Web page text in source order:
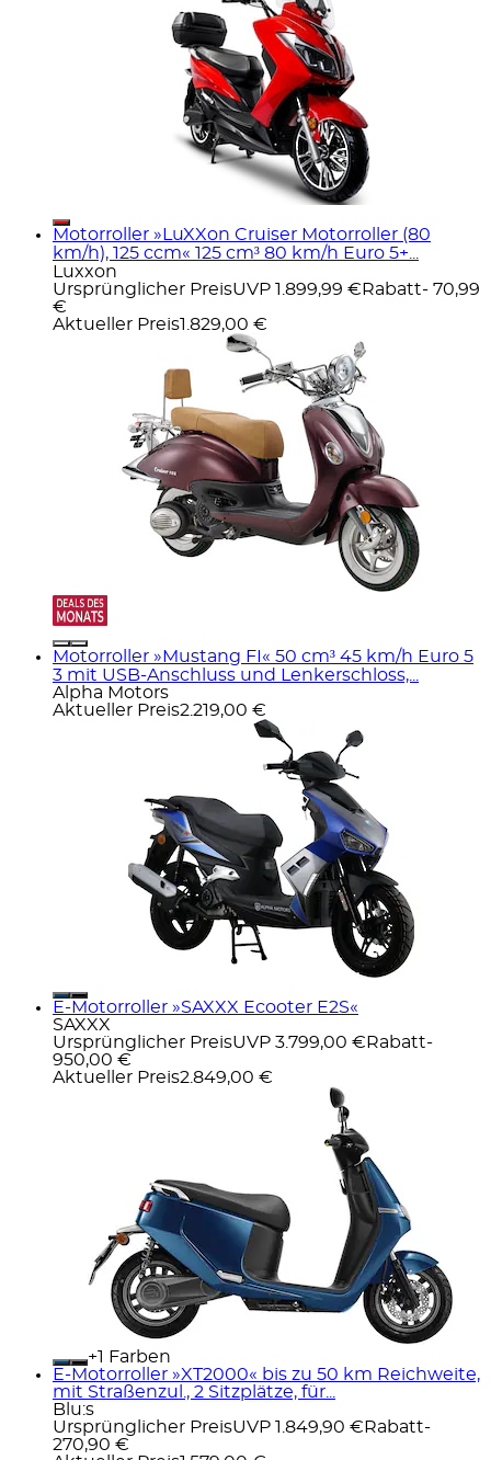
Motorroller »LuXXon Cruiser Motorroller (80
km/h), 125 ccm« 125 cm³ 80 km/h Euro 5+...
Luxxon
Ursprünglicher PreisUVP 1.899,99 € Rabatt- 70,99
€
Aktueller Preis1.829,00 €
Motorroller »Mustang FI« 50 cm³ 45 km/h Euro 5
3 mit USB-Anschluss und Lenkerschloss,...
Alpha Motors
Aktueller Preis2.219,00 €
E-Motorroller »SAXXX Ecooter E2S«
SAXXX
Ursprünglicher PreisUVP 3.799,00 € Rabatt-
950,00 €
Aktueller Preis2.849,00 €
+
Farben
E-Motorroller »XT2000« bis zu 50 km Reichweite,
mit Straßenzul., 2 Sitzplätze, für...
Blu:s
Ursprünglicher PreisUVP 1.849,90 € Rabatt-
270,90 €